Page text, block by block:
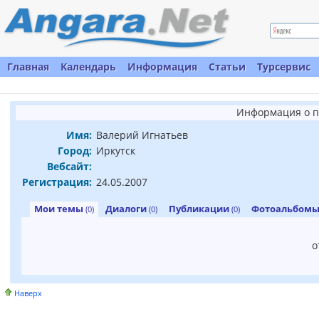
Главная Календарь Информация Статьи Турсервис
Информация о
Имя: Валерий Игнатьев
Город: Иркутск
Вебсайт:
Регистрация: 24.05.2007
Мои темы (0) Диалоги (0) Публикации (0)
Наверх